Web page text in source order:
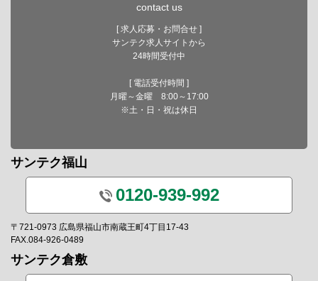
contact us
[ 求人応募・お問合せ ]
サンテク求人サイトから
24時間受付中
[ 電話受付時間 ]
月曜～金曜 8:00～17:00
※土・日・祝は休日
サンテク福山
0120-939-992
〒721-0973 広島県福山市南蔵王町4丁目17-43
FAX.084-926-0489
サンテク倉敷